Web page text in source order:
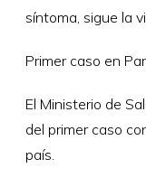
síntoma, sigue la
Primer caso en
El Ministerio de
del primer caso
país.